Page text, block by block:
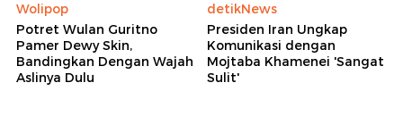
Wolipop
Potret Wulan Guritno
Pamer Dewy Skin,
Bandingkan Dengan Wajah
Aslinya Dulu
detikNews
Presiden Iran Ungkap
Komunikasi dengan
Mojtaba Khamenei 'Sangat
Sulit'